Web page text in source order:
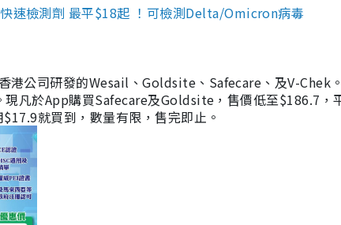
速檢測劑 最平$18起 ！可檢測Delta/Omicron病毒
港公司研發的Wesail、Goldsite、Safecare、及V-Chek
凡於App購買Safecare及Goldsite，售價低至$186.7，
就買到，數量有限，售完即止。